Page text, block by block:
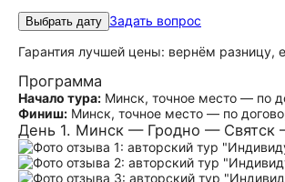
Выбрать дату Задать вопрос
Гарантия лучшей цены: вернём разницу,
Программа
Начало тура: Минск, точное место — по
Финиш: Минск, точное место — по
День 1. Минск — Гродно — Святск